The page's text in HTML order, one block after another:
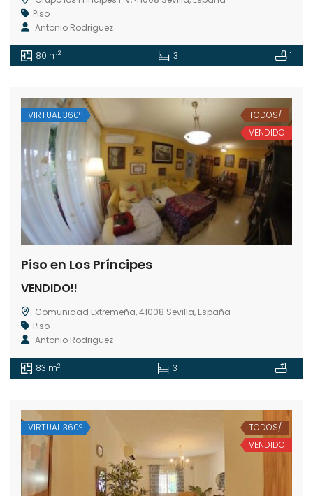
Piso
Antonio Rodriguez
80 m2 3 1
VIRTUAL 360º
TODOS/
VENDIDO
Piso en Los Príncipes
VENDIDO!!
Comunidad Extremeña, 41008 Sevilla, España
Piso
Antonio Rodriguez
83 m2 3 1
VIRTUAL 360º
TODOS/
VENDIDO